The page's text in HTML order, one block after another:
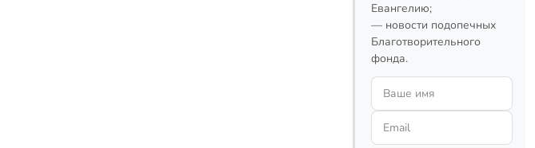
Евангелию;
— новости подопечных
Благотворительного
фонда.